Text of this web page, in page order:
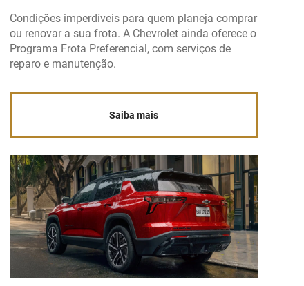
Condições imperdíveis para quem planeja comprar
ou renovar a sua frota. A Chevrolet ainda oferece o
Programa Frota Preferencial, com serviços de
reparo e manutenção.
Saiba mais